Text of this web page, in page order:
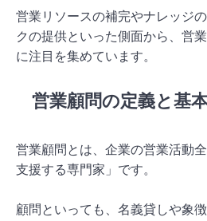
営業リソースの補完やナレッジ
クの提供といった側面から、営
に注目を集めています。
営業顧問の定義と基
営業顧問とは、企業の営業活動
支援する専門家」です。
顧問といっても、名義貸しや象